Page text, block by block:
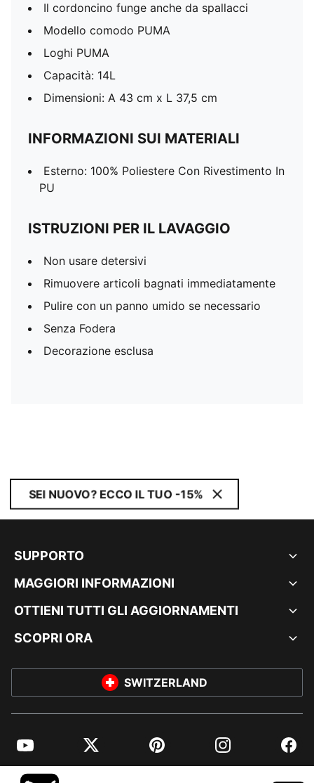
Il cordoncino funge anche da spallacci
Modello comodo PUMA
Loghi PUMA
Capacità: 14L
Dimensioni: A 43 cm x L 37,5 cm
INFORMAZIONI SUI MATERIALI
Esterno: 100% Poliestere Con Rivestimento In
PU
ISTRUZIONI PER IL LAVAGGIO
Non usare detersivi
Rimuovere articoli bagnati immediatamente
Pulire con un panno umido se necessario
Senza Fodera
Decorazione esclusa
SEI NUOVO? ECCO IL TUO -15%
SUPPORTO
MAGGIORI INFORMAZIONI
OTTIENI TUTTI GLI AGGIORNAMENTI
SCOPRI ORA
SWITZERLAND
YouTube Twitter Pinterest Instagram